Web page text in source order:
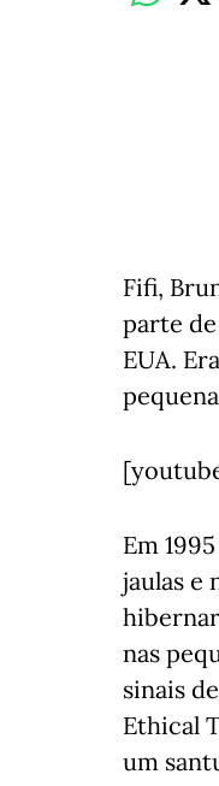
Fifi,
parte
EUA.
Em
jaulas e
nas
sinais
Ethical
um